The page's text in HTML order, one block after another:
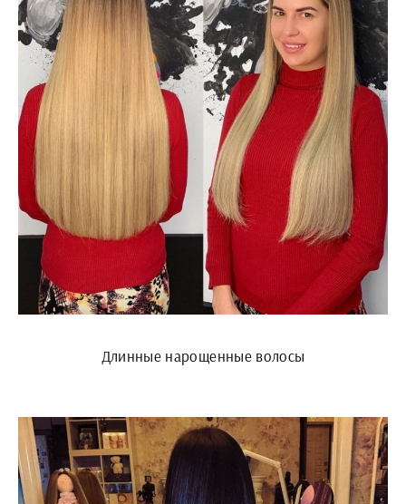
Длинные нарощенные волосы